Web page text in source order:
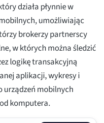
działa płynnie w
umożliwiając
brokerzy partnerscy
w których można śledzić
logikę transakcyjną
aplikacji, wykresy i
urządzeń mobilnych
komputera.